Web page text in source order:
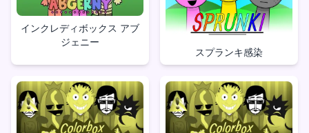
インクレディボックス アブ
ジェニー
スプランキ感染